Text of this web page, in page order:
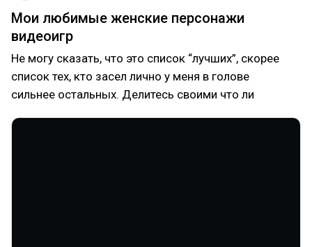
Мои любимые женские персонажи
видеоигр
Не могу сказать, что это список “лучших”, скорее
список тех, кто засел лично у меня в голове
сильнее остальных. Делитесь своими что ли